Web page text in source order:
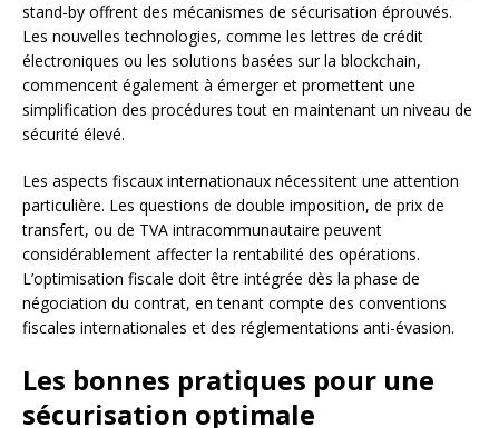
stand-by offrent des mécanismes de sécurisation éprouvés.
Les nouvelles technologies, comme les lettres de crédit
électroniques ou les solutions basées sur la blockchain,
commencent également à émerger et promettent une
simplification des procédures tout en maintenant un niveau de
sécurité élevé.
Les aspects fiscaux internationaux nécessitent une attention
particulière. Les questions de double imposition, de prix de
transfert, ou de TVA intracommunautaire peuvent
considérablement affecter la rentabilité des opérations.
L’optimisation fiscale doit être intégrée dès la phase de
négociation du contrat, en tenant compte des conventions
fiscales internationales et des réglementations anti-évasion.
Les bonnes pratiques pour une
sécurisation optimale